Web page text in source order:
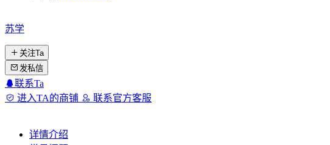
苏学
关注Ta
发私信
联系Ta
进入TA的商铺
联系官方客服
详情介绍